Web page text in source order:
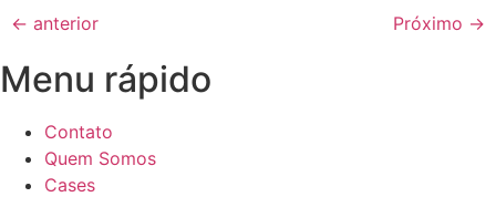
← anterior Próximo →
Menu rápido
Contato
Quem Somos
Cases